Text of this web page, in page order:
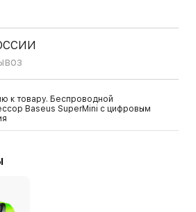
к товару. Беспроводной
Baseus SuperMini с цифровым